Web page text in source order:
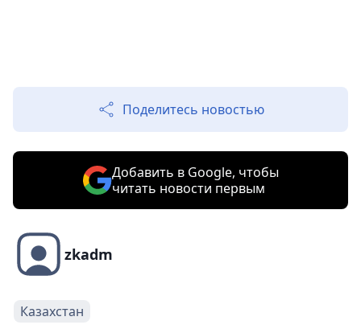
Поделитесь новостью
Добавить в Google, чтобы
читать новости первым
zkadm
Казахстан